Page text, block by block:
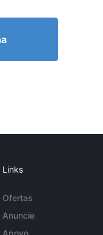
Links
Ofertas
Anuncie
Apoyo